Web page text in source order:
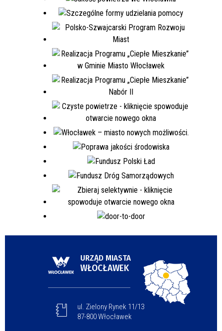
URZĄD MIASTA
WŁOCŁAWEK
ul. Zielony Rynek 11/13
87-800 Włocławek